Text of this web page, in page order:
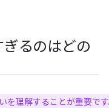
るのはどの
を理解することが重要で